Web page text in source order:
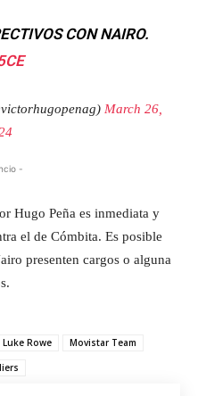
CON NAIRO.
March 26,
-
Hugo Peña es inmediata y
el de Cómbita. Es posible
presenten cargos o alguna
Luke Rowe
Movistar Team